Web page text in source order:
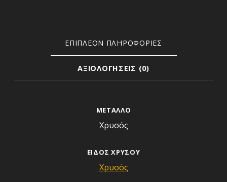
ΕΠΙΠΛΈΟΝ ΠΛΗΡΟΦΟΡΊΕΣ
ΑΞΙΟΛΟΓΉΣΕΙΣ (0)
ΜΈΤΑΛΛΟ
Χρυσός
ΕΊΔΟΣ ΧΡΥΣΟΎ
Χρυσός